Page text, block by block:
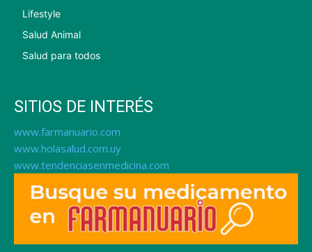
Lifestyle
Salud Animal
Salud para todos
SITIOS DE INTERÉS
www.farmanuario.com
www.holasalud.com.uy
www.tendenciasenmedicina.com